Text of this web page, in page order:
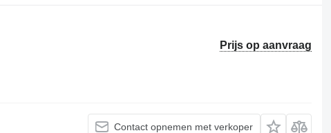
Prijs op aanvraag
Contact opnemen met verkoper